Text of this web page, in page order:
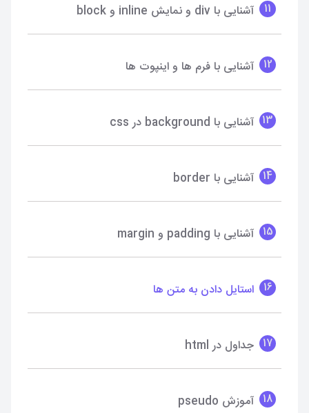
11 آشنایی با div و نمایش inline و block
12 آشنایی با فرم ها و اینپوت ها
13 آشنایی با background در css
14 آشنایی با border
15 آشنایی با padding و margin
16 استایل دادن به متن ها
17 جداول در html
18 آموزش pseudo